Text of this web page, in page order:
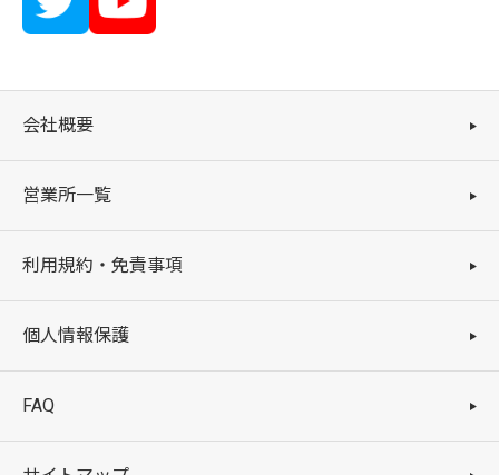
会社概要
営業所一覧
利用規約・免責事項
個人情報保護
FAQ